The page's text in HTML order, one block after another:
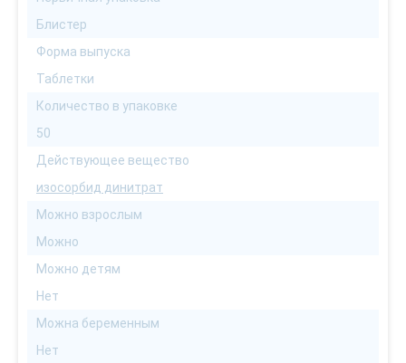
Блистер
Форма выпуска
Таблетки
Количество в упаковке
50
Действующее вещество
изосорбид динитрат
Можно взрослым
Можно
Можно детям
Нет
Можна беременным
Нет